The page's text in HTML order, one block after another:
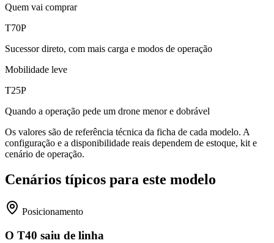
Quem vai comprar
T70P
Sucessor direto, com mais carga e modos de operação
Mobilidade leve
T25P
Quando a operação pede um drone menor e dobrável
Os valores são de referência técnica da ficha de cada modelo. A
configuração e a disponibilidade reais dependem de estoque, kit e
cenário de operação.
Cenários típicos para este modelo
Posicionamento
O T40 saiu de linha